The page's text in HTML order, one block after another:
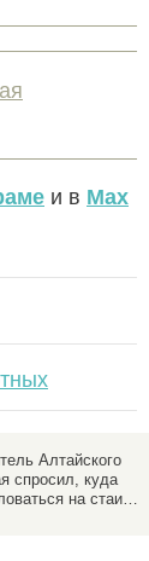
и в Max
Алтайского
спросил, куда
на стаи